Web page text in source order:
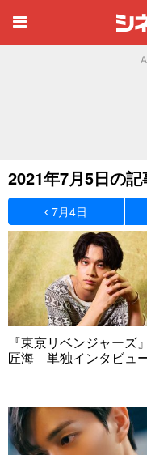
2021年7月5日の記
7月4日
『東京リベンジャーズ
匠海 単独インタビュ